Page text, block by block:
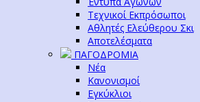
Τεχνικοί Εκπρόσωποι
Αθλητές Ελεύθερου Σκι
Αποτελέσματα
ΠΑΓΟΔΡΟΜΙΑ
Νέα
Κανονισμοί
Εγκύκλιοι